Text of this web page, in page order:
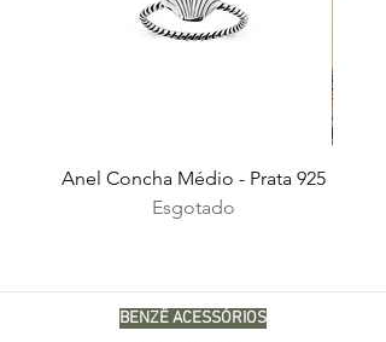
Anel Concha Médio - Prata 925
Esgotado
BENZÊ ACESSÓRIOS